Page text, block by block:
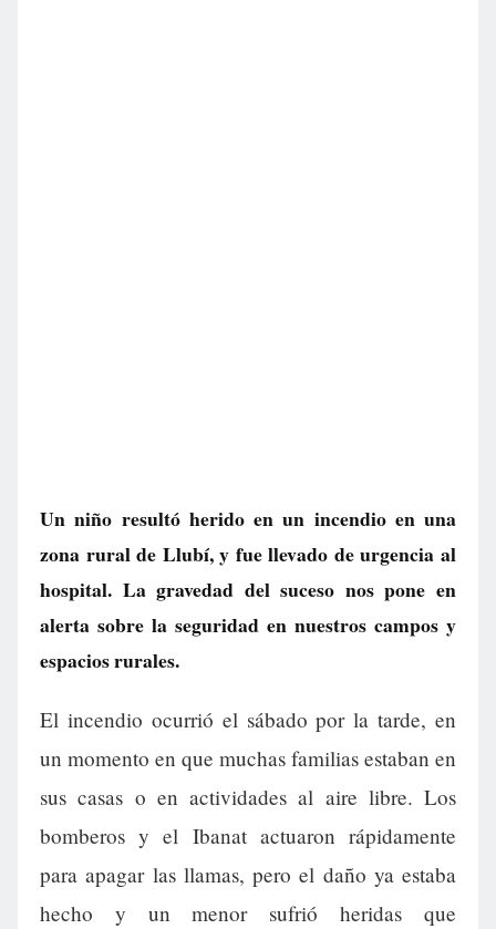
Un niño resultó herido en un incendio en una
zona rural de Llubí, y fue llevado de urgencia al
hospital. La gravedad del suceso nos pone en
alerta sobre la seguridad en nuestros campos y
espacios rurales.
El incendio ocurrió el sábado por la tarde, en
un momento en que muchas familias estaban en
sus casas o en actividades al aire libre. Los
bomberos y el Ibanat actuaron rápidamente
para apagar las llamas, pero el daño ya estaba
hecho y un menor sufrió heridas que